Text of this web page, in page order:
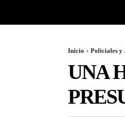
Inicio Policiales y
UNA